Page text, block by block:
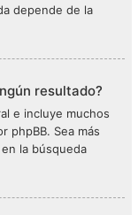
depende de la
resultado?
e incluye muchos
phpBB. Sea más
la búsqueda